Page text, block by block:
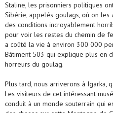
Staline, les prisonniers politiques
Sibérie, appelés goulags, où on les
des conditions incroyablement
pour voir les restes du chemin de
a coûté la vie à environ 300 000
Bâtiment 503 qui explique plus en
horreurs du goulag.
Plus tard, nous arriverons à Igarka,
Les visiteurs de cet intéressant
conduit à un monde souterrain qui